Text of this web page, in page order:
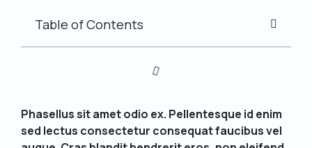
Table of Contents
Phasellus sit amet odio ex. Pellentesque id enim
sed lectus consectetur consequat faucibus vel